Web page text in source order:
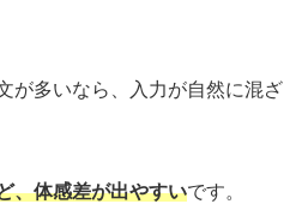
が多いなら、入力が自然に混ざ
、体感差が出やすいです。